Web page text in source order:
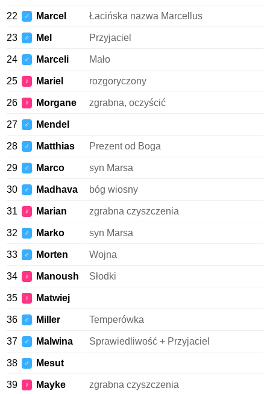
22 ♂ Marcel Łacińska nazwa Marcellus
23 ♂ Mel Przyjaciel
24 ♂ Marceli Mało
25 ♀ Mariel rozgoryczony
26 ♀ Morgane zgrabna, oczyścić
27 ♂ Mendel
28 ♂ Matthias Prezent od Boga
29 ♂ Marco syn Marsa
30 ♂ Madhava bóg wiosny
31 ♀ Marian zgrabna czyszczenia
32 ♂ Marko syn Marsa
33 ♂ Morten Wojna
34 ♀ Manoush Słodki
35 ♀ Matwiej
36 ♂ Miller Temperówka
37 ♂ Malwina Sprawiedliwość + Przyjaciel
38 ♂ Mesut
39 ♀ Mayke zgrabna czyszczenia